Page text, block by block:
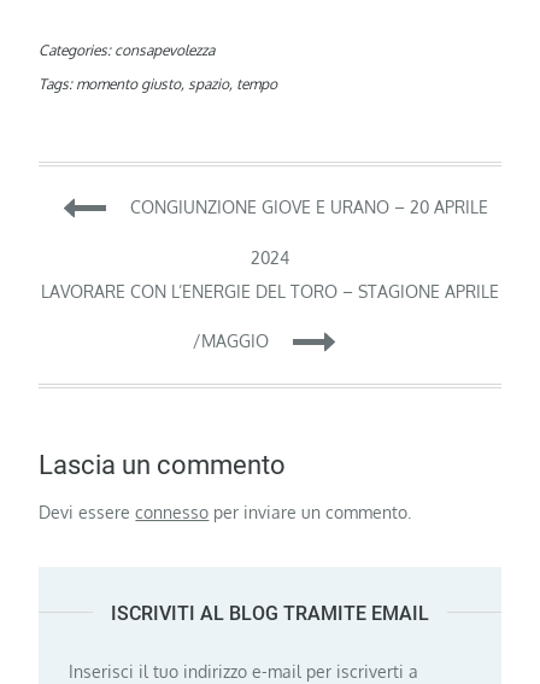
Categories: consapevolezza
Tags: momento giusto, spazio, tempo
Navigazione
articoli
CONGIUNZIONE GIOVE E URANO – 20 APRILE
2024
LAVORARE CON L’ENERGIE DEL TORO – STAGIONE APRILE
/MAGGIO
Lascia un commento
Devi essereconnesso per inviare un commento.
ISCRIVITI AL BLOG TRAMITE EMAIL
Inserisci il tuo indirizzo e-mail per iscriverti a